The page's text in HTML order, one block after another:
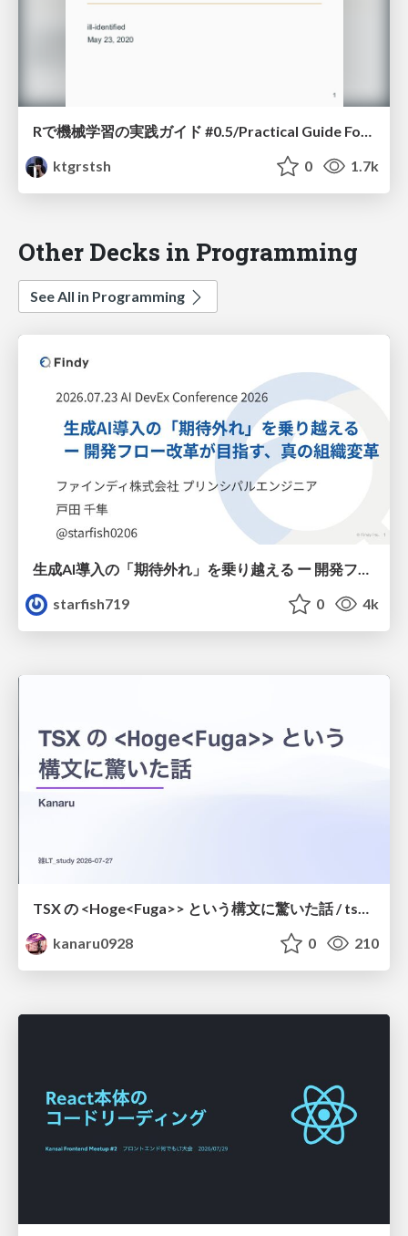
Rで機械学習の実践ガイド #0.5/Practical Guide For Machine Learning with R #0.5
ktgrstsh
0 1.7k
Other Decks in Programming
See All in Programming
starfish719
0 4k
TSX の <Hoge<Fuga>> という構文に驚いた話 / tsx-type-argument-syntax
kanaru0928
0 210